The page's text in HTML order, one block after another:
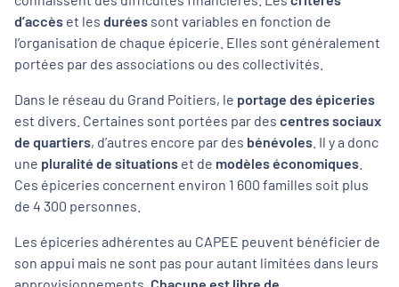
d’accès et les durées sont variables en fonction de
l’organisation de chaque épicerie. Elles sont généralement
portées par des associations ou des collectivités.
Dans le réseau du Grand Poitiers, le portage des épiceries
est divers. Certaines sont portées par des centres sociaux
de quartiers, d’autres encore par des bénévoles . Il y a donc
une pluralité de situations et de modèles économiques
Ces épiceries concernent environ 1 600 familles soit plus
de 4 300 personnes.
Les épiceries adhérentes au CAPEE peuvent bénéficier de
son appui mais ne sont pas pour autant limitées dans leurs